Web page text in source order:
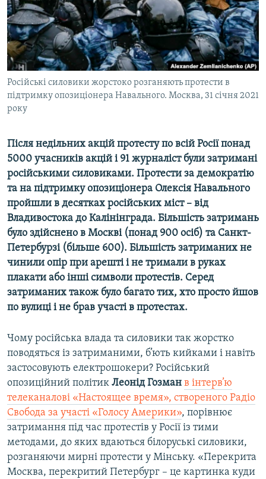
УКРАЇНСЬКА ПРОБЛЕМА КРИМУ
ІНФОГРАФІКА
Qırımtatar
ДОЛУЧАЙСЯ!
Усі сайти RFE/RL
Російські силовики жорстоко розганяють протести в
підтримку опозиціонера Навального. Москва, 31 січня 2021
року
Після недільних акцій протесту по всій Росії понад
5000 учасників акцій і 91 журналіст були затримані
російськими силовиками. Протести за демократію
та на підтримку опозиціонера Олексія Навального
пройшли в десятках російських міст – від
Владивостока до Калінінграда. Більшість затримань
було здійснено в Москві (понад 900 осіб) та Санкт-
Петербурзі (більше 600). Більшість затриманих не
чинили опір при арешті і не тримали в руках
плакати або інші символи протестів. Серед
затриманих також було багато тих, хто просто йшов
по вулиці і не брав участі в протестах.
Чому російська влада та силовики так жорстко
поводяться із затриманими, б’ють кийками і навіть
застосовують електрошокери? Російський
опозиційний політик Леонід Гозман в інтерв’ю
телеканалові «Настоящее время», створеного Радіо
Свобода за участі «Голосу Америки», порівнює
затримання під час протестів у Росії із тими
методами, до яких вдаються білоруські силовики,
розганяючи мирні протести у Мінську. «Перекрита
Москва, перекритий Петербург – це картинка куди